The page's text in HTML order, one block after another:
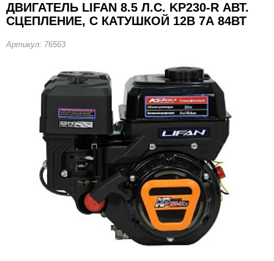
ДВИГАТЕЛЬ LIFAN 8.5 Л.С. KP230-R АВТ.
СЦЕПЛЕНИЕ, С КАТУШКОЙ 12В 7А 84ВТ
Артикул: 76563